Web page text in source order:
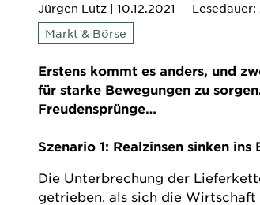
Jürgen Lutz | 10.12.2021
Lesedauer:
Markt & Börse
Erstens kommt es anders, und
für starke Bewegungen zu
Freudensprünge…
Szenario 1: Realzinsen sinken ins
Die Unterbrechung der
getrieben, als sich die